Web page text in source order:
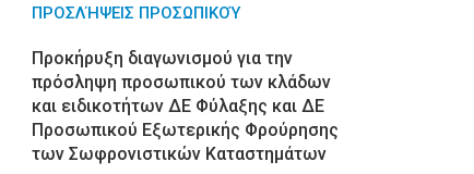
ΠΡΟΣΛΉΨΕΙΣ ΠΡΟΣΩΠΙΚΟΎ
Προκήρυξη διαγωνισμού για την
πρόσληψη προσωπικού των κλάδων
και ειδικοτήτων ΔΕ Φύλαξης και ΔΕ
Προσωπικού Εξωτερικής Φρούρησης
των Σωφρονιστικών Καταστημάτων